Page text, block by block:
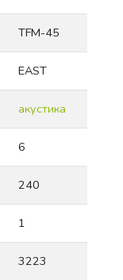
TFM-45
EAST
акустика
6
240
1
3223